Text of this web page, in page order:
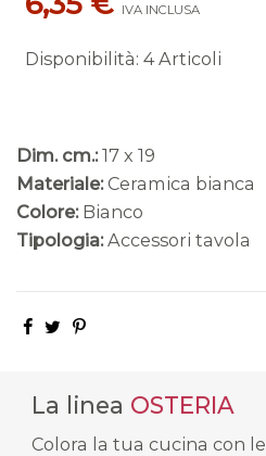
IVA INCLUSA
Disponibilità: 4 Articoli
Dim. cm.: 17 x 19
Materiale: Ceramica bianca
Colore: Bianco
Tipologia: Accessori tavola
La linea OSTERIA
Colora la tua cucina con